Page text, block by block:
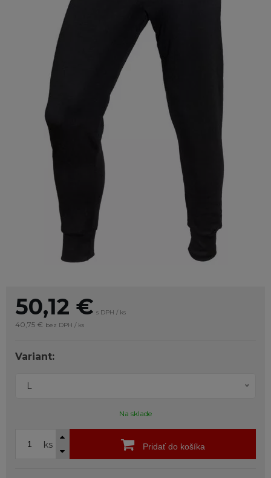
50,12 € s DPH / ks
40,75 € bez DPH / ks
Variant:
L
Na sklade
ks Pridať do košíka